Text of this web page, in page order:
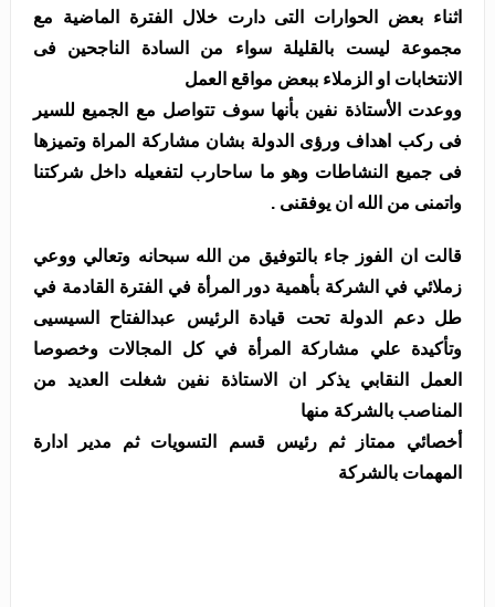
اثناء بعض الحوارات التى دارت خلال الفترة الماضية مع
مجموعة ليست بالقليلة سواء من السادة الناجحين فى
الانتخابات او الزملاء ببعض مواقع العمل
ووعدت الأستاذة نفين بأنها سوف تتواصل مع الجميع للسير
فى ركب اهداف ورؤى الدولة بشان مشاركة المراة وتميزها
فى جميع النشاطات وهو ما ساحارب لتفعيله داخل شركتنا
واتمنى من الله ان يوفقنى .
قالت ان الفوز جاء بالتوفيق من الله سبحانه وتعالي ووعي
زملائي في الشركة بأهمية دور المرأة في الفترة القادمة في
طل دعم الدولة تحت قيادة الرئيس عبدالفتاح السيسيى
وتأكيدة علي مشاركة المرأة في كل المجالات وخصوصا
العمل النقابي يذكر ان الاستاذة نفين شغلت العديد من
المناصب بالشركة منها
أخصائي ممتاز ثم رئيس قسم التسويات ثم مدير ادارة
المهمات بالشركة